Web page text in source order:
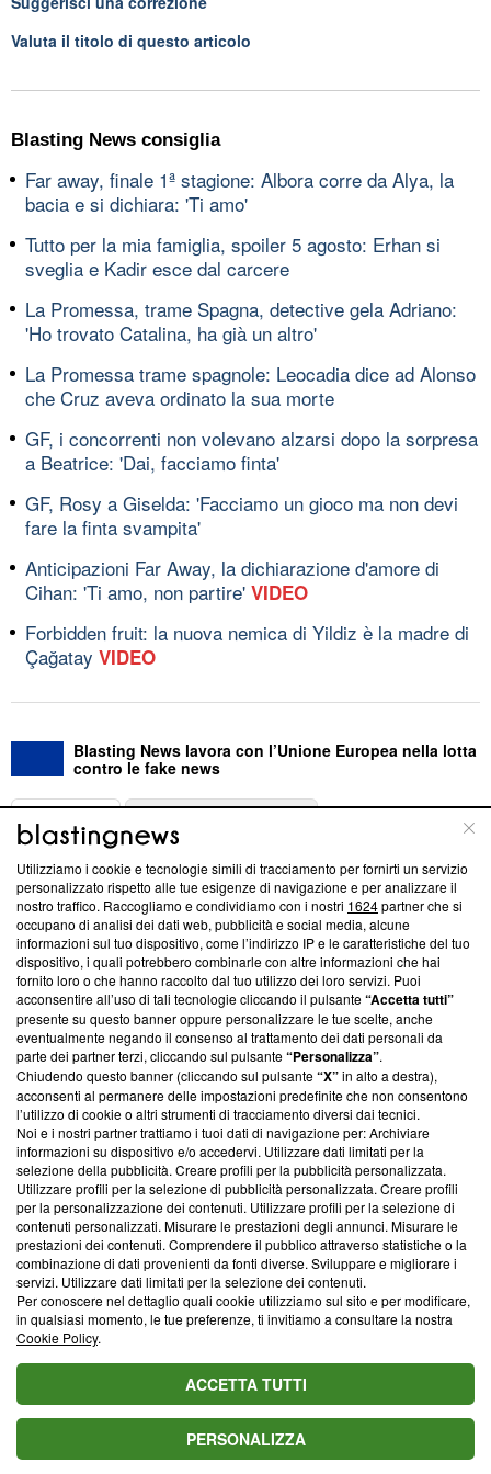
Valuta il titolo di questo articolo
Blasting News consiglia
Far away, finale 1ª stagione: Albora corre da Alya, la
bacia e si dichiara: 'Ti amo'
Tutto per la mia famiglia, spoiler 5 agosto: Erhan si
sveglia e Kadir esce dal carcere
La Promessa, trame Spagna, detective gela Adriano:
'Ho trovato Catalina, ha già un altro'
La Promessa trame spagnole: Leocadia dice ad Alonso
che Cruz aveva ordinato la sua morte
GF, i concorrenti non volevano alzarsi dopo la sorpresa
a Beatrice: 'Dai, facciamo finta'
GF, Rosy a Giselda: 'Facciamo un gioco ma non devi
fare la finta svampita'
Anticipazioni Far Away, la dichiarazione d'amore di
Cihan: 'Ti amo, non partire' VIDEO
Forbidden fruit: la nuova nemica di Yildiz è la madre di
Çağatay VIDEO
Blasting News lavora con l’Unione Europea nella lotta
contro le fake news
ABOUT
Questa sezione offre informazioni trasparenti su Blasting
News, sui nostri processi editoriali e su come ci impegniamo a
creare news di qualità. Inoltre, afferma la nostra aderenza a
‘Trust Project - News with Integrity’Blasting News non è
ancora membro del programma, ma ha richiesto di farne
parte; Trust Project non ha ancora effettuato una verifica di
conformità agli standard.
Su di noi
Team editoriale
Corporate
Redazione
Informativa Privacy
Cookie Policy
Blasting SA, IDI CHE-247.845.224, Via Carlo Frasca, 3 - 6900
Lugano (Svizzera) Tel:+39 0690258937
© 2026 Blasting News
Utilizziamo i cookie e tecnologie simili di tracciamento per fornirti un servizio
personalizzato rispetto alle tue esigenze di navigazione e per analizzare il
nostro traffico. Raccogliamo e condividiamo con i nostri 1624partner che si
occupano di analisi dei dati web, pubblicità e social media, alcune
informazioni sul tuo dispositivo, come l’indirizzo IP e le caratteristiche del tuo
dispositivo, i quali potrebbero combinarle con altre informazioni che hai
fornito loro o che hanno raccolto dal tuo utilizzo dei loro servizi. Puoi
acconsentire all’uso di tali tecnologie cliccando il pulsante“Accetta tutti”
presente su questo banner oppure personalizzare le tue scelte, anche
eventualmente negando il consenso al trattamento dei dati personali da
parte dei partner terzi, cliccando sul pulsante“Personalizza”.
Chiudendo questo banner (cliccando sul pulsante“X”in alto a destra),
acconsenti al permanere delle impostazioni predefinite che non consentono
l’utilizzo di cookie o altri strumenti di tracciamento diversi dai tecnici.
Noi e i nostri partner trattiamo i tuoi dati di navigazione per: Archiviare
informazioni su dispositivo e/o accedervi. Utilizzare dati limitati per la
selezione della pubblicità. Creare profili per la pubblicità personalizzata.
Utilizzare profili per la selezione di pubblicità personalizzata. Creare profili
per la personalizzazione dei contenuti. Utilizzare profili per la selezione di
contenuti personalizzati. Misurare le prestazioni degli annunci. Misurare le
prestazioni dei contenuti. Comprendere il pubblico attraverso statistiche o la
combinazione di dati provenienti da fonti diverse. Sviluppare e migliorare i
servizi. Utilizzare dati limitati per la selezione dei contenuti.
Per conoscere nel dettaglio quali cookie utilizziamo sul sito e per modificare,
in qualsiasi momento, le tue preferenze, ti invitiamo a consultare la nostra
Cookie Policy.
ACCETTA TUTTI
PERSONALIZZA